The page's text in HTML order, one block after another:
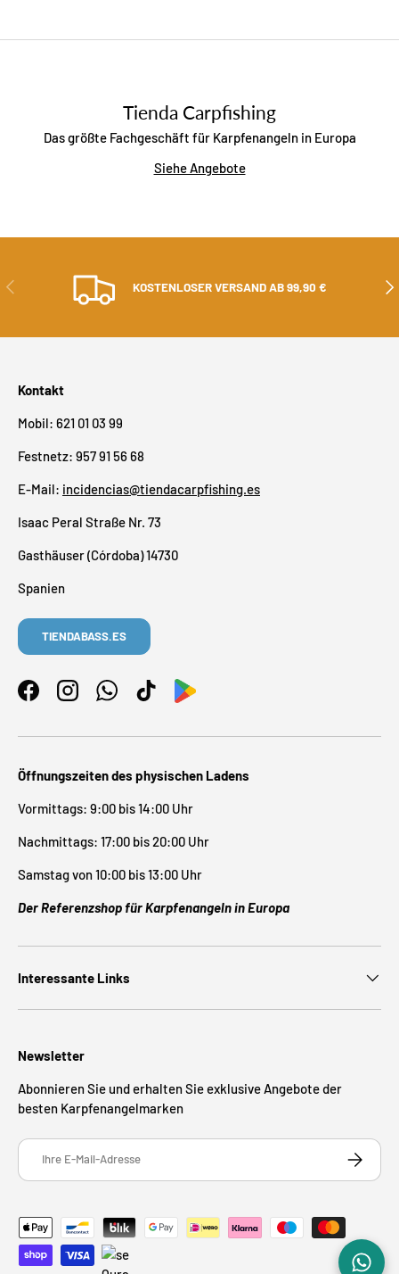
Tienda Carpfishing
Das größte Fachgeschäft für Karpfenangeln in Europa
Siehe Angebote
ZURÜCK KOSTENLOSER VERSAND AB 99,90 €
Kontakt
Mobil: 621 01 03 99
Festnetz: 957 91 56 68
E-Mail: incidencias@tiendacarpfishing.es
Isaac Peral Straße Nr. 73
Gasthäuser (Córdoba) 14730
Spanien
TIENDABASS.ES
FacebookInstagramWhatsAppTikTok
Öffnungszeiten des physischen Ladens
Vormittags: 9:00 bis 14:00 Uhr
Nachmittags: 17:00 bis 20:00 Uhr
Samstag von 10:00 bis 13:00 Uhr
Der Referenzshop für Karpfenangeln in Europa
Interessante Links
Newsletter
Abonnieren Sie und erhalten Sie exklusive Angebote der
besten Karpfenangelmarken
E-Mail
Zahlungsmethoden